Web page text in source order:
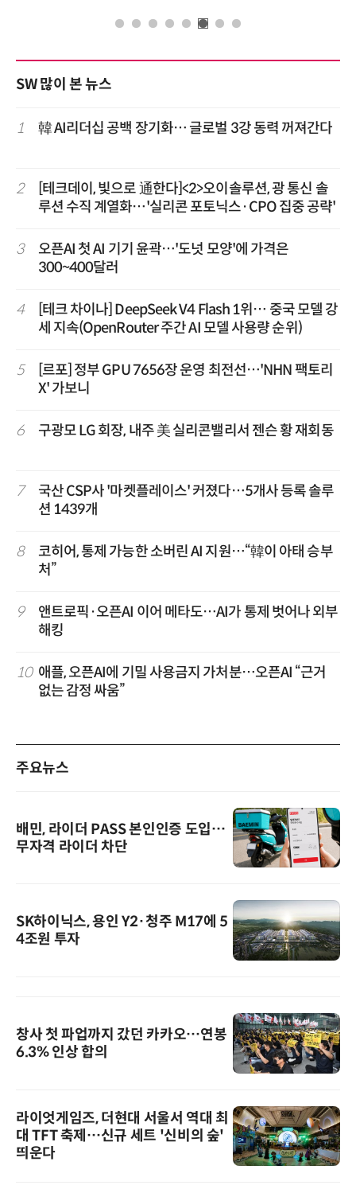
SW 많이 본 뉴스
1 韓 AI리더십 공백 장기화… 글로벌 3강 동력 꺼져간다
2
[테크데이, 빛으로 通한다]<2>오이솔루션, 광 통신 솔
루션 수직 계열화…'실리콘 포토닉스·CPO 집중 공략'
3
오픈AI 첫 AI 기기 윤곽…'도넛 모양'에 가격은
300~400달러
4
[테크 차이나] DeepSeek V4 Flash 1위… 중국 모델 강
세 지속(OpenRouter 주간 AI 모델 사용량 순위)
5
[르포] 정부 GPU 7656장 운영 최전선…'NHN 팩토리
X' 가보니
6 구광모 LG 회장, 내주 美 실리콘밸리서 젠슨 황 재회동
7
국산 CSP사 '마켓플레이스' 커졌다…5개사 등록 솔루
션 1439개
8
코히어, 통제 가능한 소버린 AI 지원…“韓이 아태 승부
처”
9
앤트로픽·오픈AI 이어 메타도…AI가 통제 벗어나 외부
해킹
10 애플, 오픈AI에 기밀 사용금지 가처분…오픈AI “근거
없는 감정 싸움”
주요뉴스
배민, 라이더 PASS 본인인증 도입…
무자격 라이더 차단
SK하이닉스, 용인 Y2·청주 M17에 5
4조원 투자
창사 첫 파업까지 갔던 카카오…연봉
6.3% 인상 합의
라이엇게임즈, 더현대 서울서 역대 최
대 TFT 축제…신규 세트 '신비의 숲'
띄운다